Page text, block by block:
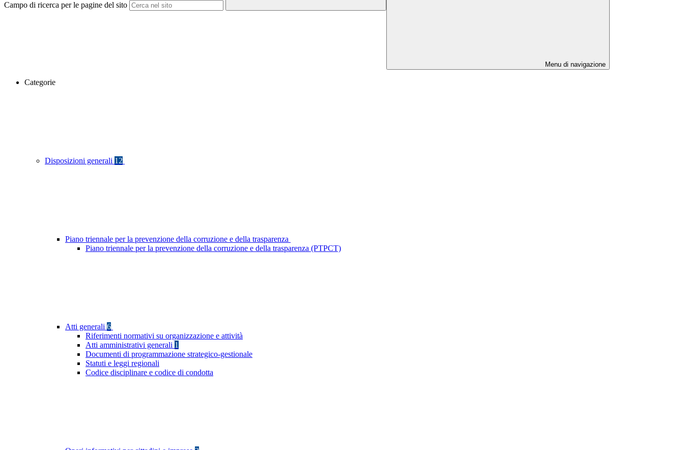
Campo di ricerca per le pagine del sito
Menu di navigazione
Categorie
Disposizioni generali 12
Piano triennale per la prevenzione della corruzione e della trasparenza
Piano triennale per la prevenzione della corruzione e della trasparenza (PTPCT)
Atti generali 6
Riferimenti normativi su organizzazione e attività
Atti amministrativi generali 1
Documenti di programmazione strategico-gestionale
Statuti e leggi regionali
Codice disciplinare e codice di condotta